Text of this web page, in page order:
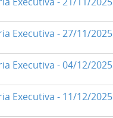
Executiva - 27/11/2025
Executiva - 04/12/2025
Executiva - 11/12/2025